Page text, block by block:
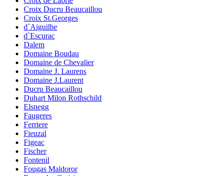
Croix Ducru Beaucaillou
Croix St.Georges
d`Aiguilhe
d`Escurac
Dalem
Domaine Boudau
Domaine de Chevalier
Domaine J. Laurens
Domaine J.Laurent
Ducru Beaucaillou
Duhart Milon Rothschild
Elsnegg
Faugeres
Ferriere
Fieuzal
Figeac
Fischer
Fontenil
Fougas Maldoror